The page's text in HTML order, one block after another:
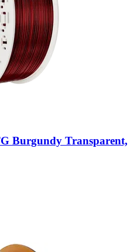
Burgundy Transparent,